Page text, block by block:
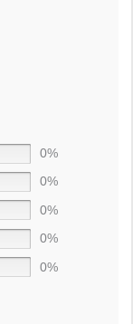
0%
0%
0%
0%
0%